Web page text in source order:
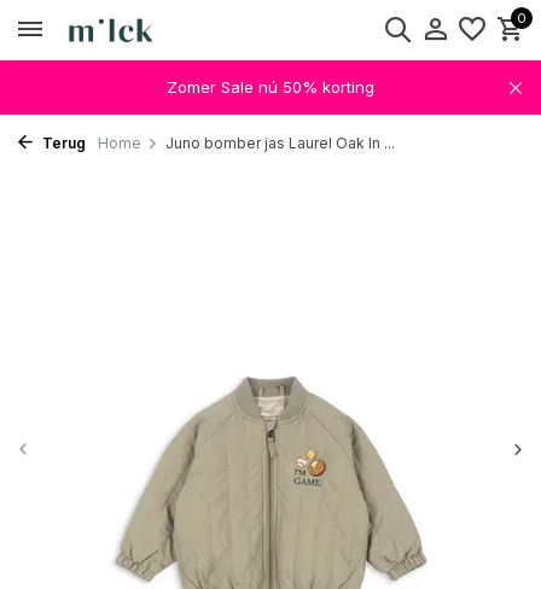
0
Zomer Sale nú 50% korting
Terug Home Juno bomber jas Laurel Oak In ...